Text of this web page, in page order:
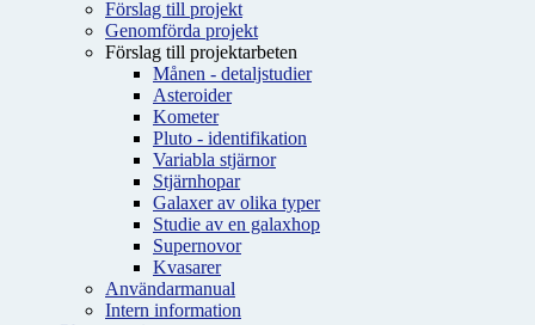
Förslag till projekt
Genomförda projekt
Förslag till projektarbeten
Månen - detaljstudier
Asteroider
Kometer
Pluto - identifikation
Variabla stjärnor
Stjärnhopar
Galaxer av olika typer
Studie av en galaxhop
Supernovor
Kvasarer
Användarmanual
Intern information